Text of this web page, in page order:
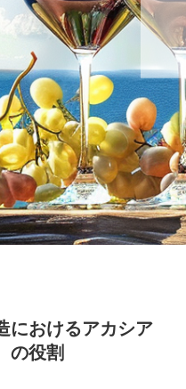
におけるアカシア
の役割